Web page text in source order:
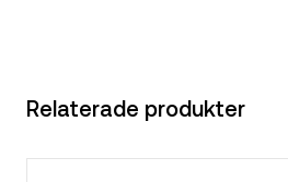
Relaterade produkter